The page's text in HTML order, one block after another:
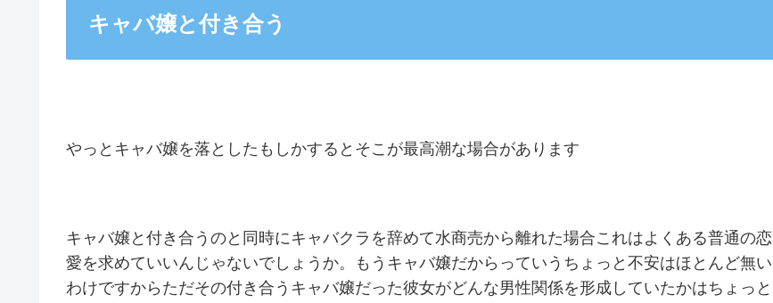
キャバ嬢と付き合う
やっとキャバ嬢を落としたもしかするとそこが最高潮な場合があります
キャバ嬢と付き合うのと同時にキャバクラを辞めて水商売から離れた場合これはよくある普通の恋
愛を求めていいんじゃないでしょうか。もうキャバ嬢だからっていうちょっと不安はほとんど無い
わけですからただその付き合うキャバ嬢だった彼女がどんな男性関係を形成していたかはちょっと